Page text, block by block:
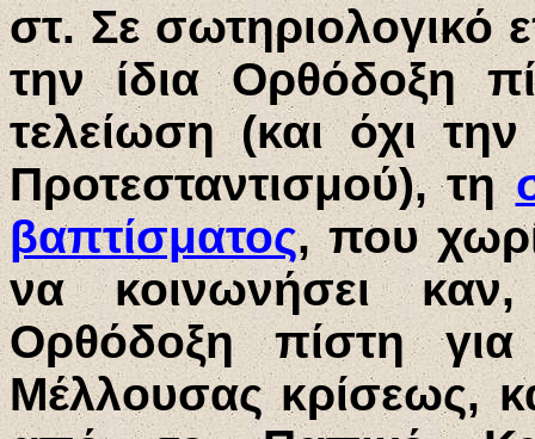
στ. Σε σωτηριολογικό
την ίδια Ορθόδοξη
τελείωση (και όχι
Προτεσταντισμού), τη
βαπτίσματος, που
να κοινωνήσει
Ορθόδοξη πίστη
Μέλλουσας κρίσεως,